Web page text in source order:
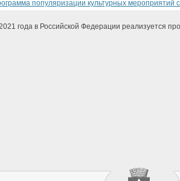
популяризации культурных мероприятий
года в Российской Федерации реализуется